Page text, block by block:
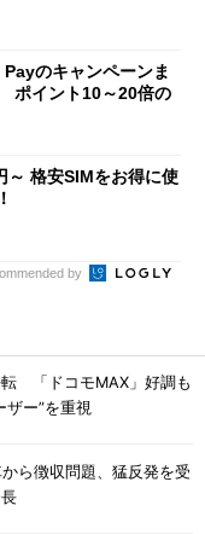
のキャンペーンま
ポイント10～20倍の
～ 格安SIMをお得に使
by
転 「ドコモMAX」好調も
ザー”を重視
ら徴収問題、猛反発を受